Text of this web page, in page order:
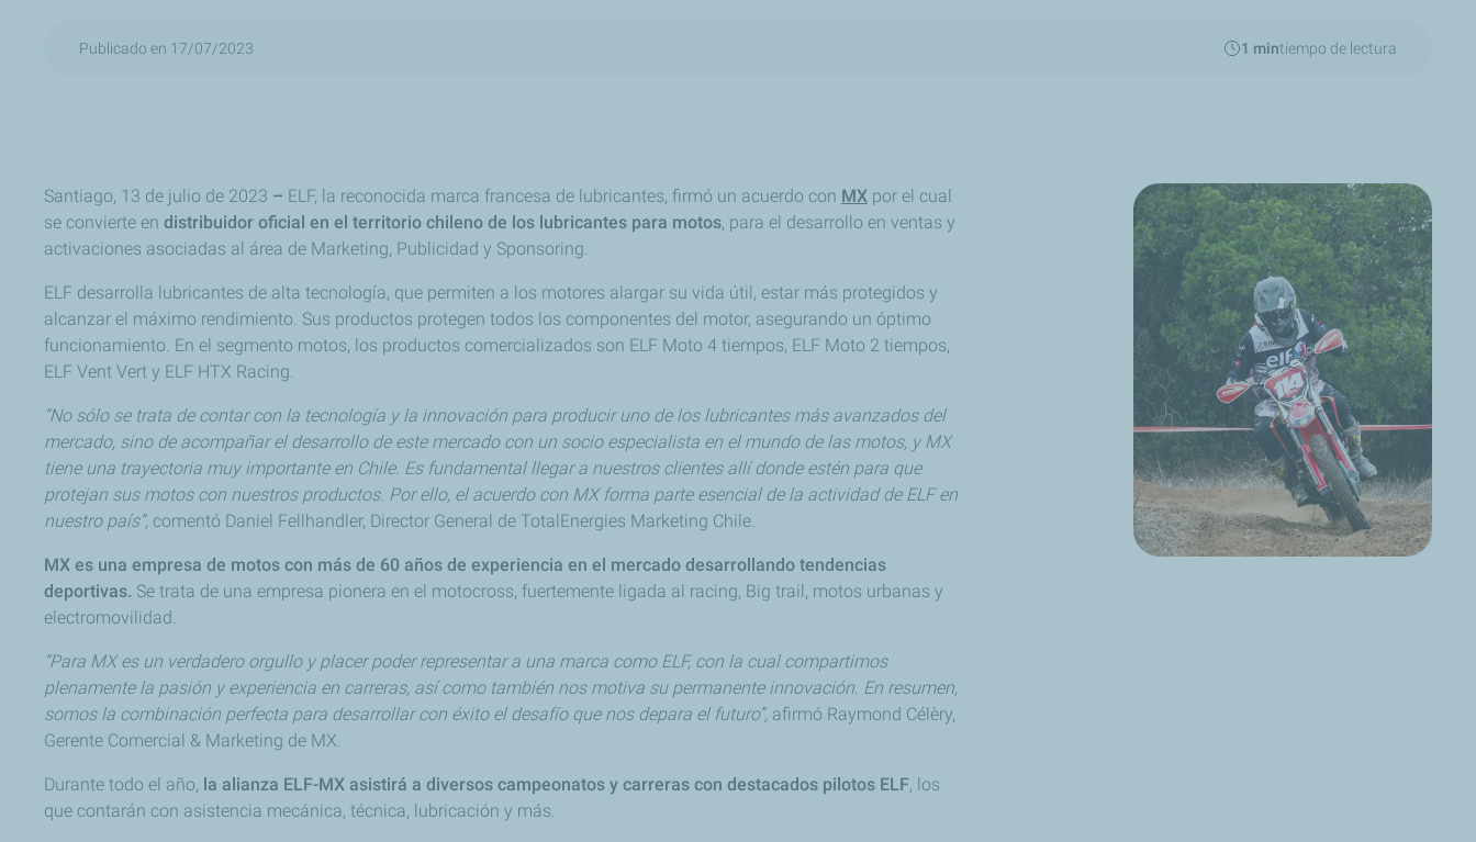
Publicado en 17/07/2023 1 mintiempo de lectura
Santiago, 13 de julio de 2023 – ELF, la reconocida marca francesa de lubricantes, firmó un acuerdo con MX por el cual
se convierte en distribuidor oficial en el territorio chileno de los lubricantes para motos, para el desarrollo en ventas y
activaciones asociadas al área de Marketing, Publicidad y Sponsoring.
ELF desarrolla lubricantes de alta tecnología, que permiten a los motores alargar su vida útil, estar más protegidos y
alcanzar el máximo rendimiento. Sus productos protegen todos los componentes del motor, asegurando un óptimo
funcionamiento. En el segmento motos, los productos comercializados son ELF Moto 4 tiempos, ELF Moto 2 tiempos,
ELF Vent Vert y ELF HTX Racing.
“No sólo se trata de contar con la tecnología y la innovación para producir uno de los lubricantes más avanzados del
mercado, sino de acompañar el desarrollo de este mercado con un socio especialista en el mundo de las motos, y MX
tiene una trayectoria muy importante en Chile. Es fundamental llegar a nuestros clientes allí donde estén para que
protejan sus motos con nuestros productos. Por ello, el acuerdo con MX forma parte esencial de la actividad de ELF en
nuestro país”, comentó Daniel Fellhandler, Director General de TotalEnergies Marketing Chile.
MX es una empresa de motos con más de 60 años de experiencia en el mercado desarrollando tendencias
deportivas. Se trata de una empresa pionera en el motocross, fuertemente ligada al racing, Big trail, motos urbanas y
electromovilidad.
“Para MX es un verdadero orgullo y placer poder representar a una marca como ELF, con la cual compartimos
plenamente la pasión y experiencia en carreras, así como también nos motiva su permanente innovación. En resumen,
somos la combinación perfecta para desarrollar con éxito el desafío que nos depara el futuro”, afirmó Raymond Célèry,
Gerente Comercial & Marketing de MX.
Durante todo el año, la alianza ELF-MX asistirá a diversos campeonatos y carreras con destacados pilotos ELF, los
que contarán con asistencia mecánica, técnica, lubricación y más.